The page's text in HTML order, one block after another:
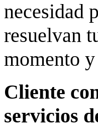
necesidad
resuelvan
momento
Cliente
servicios